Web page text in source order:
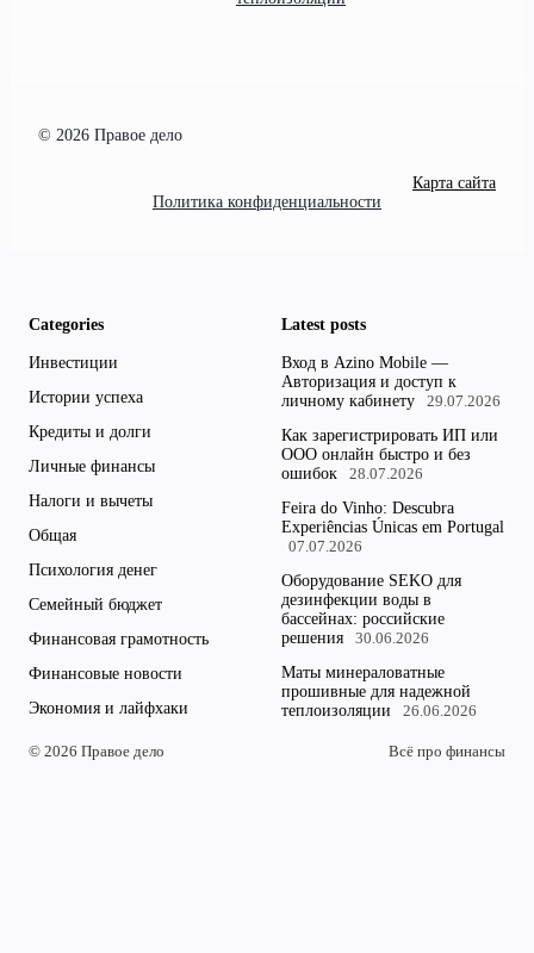
© 2026 Правое дело
Карта сайта
Политика конфиденциальности
Categories
Инвестиции
Истории успеха
Кредиты и долги
Личные финансы
Налоги и вычеты
Общая
Психология денег
Семейный бюджет
Финансовая грамотность
Финансовые новости
Экономия и лайфхаки
Latest posts
Вход в Azino Mobile —
Авторизация и доступ к
личному кабинету
29.07.2026
Как зарегистрировать ИП или
ООО онлайн быстро и без
ошибок
28.07.2026
Feira do Vinho: Descubra
Experiências Únicas em Portugal
07.07.2026
Оборудование SEKO для
дезинфекции воды в
бассейнах: российские
решения
30.06.2026
Маты минераловатные
прошивные для надежной
теплоизоляции
26.06.2026
© 2026 Правое дело Всё про финансы